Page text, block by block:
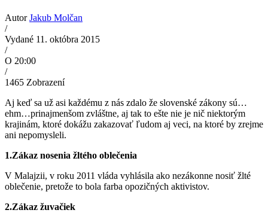
AutorJakub Molčan
/
Vydané 11. októbra 2015
/
O 20:00
/
1465 Zobrazení
Aj keď sa už asi každému z nás zdalo že slovenské zákony sú…
ehm…prinajmenšom zvláštne, aj tak to ešte nie je nič niektorým
krajinám, ktoré dokážu zakazovať ľudom aj veci, na ktoré by zrejme
ani nepomysleli.
1.Zákaz nosenia žltého oblečenia
V Malajzii, v roku 2011 vláda vyhlásila ako nezákonne nosiť žlté
oblečenie, pretože to bola farba opozičných aktivistov.
2.Zákaz žuvačiek